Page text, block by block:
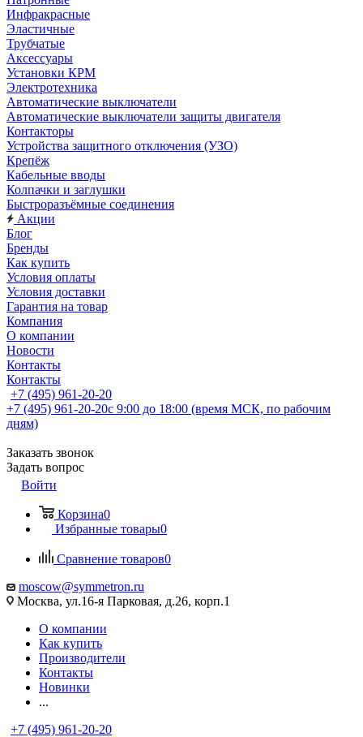
Инфракрасные
Эластичные
Трубчатые
Аксессуары
Установки КРМ
Электротехника
Автоматические выключатели
Автоматические выключатели защиты двигателя
Контакторы
Устройства защитного отключения (УЗО)
Крепёж
Кабельные вводы
Колпачки и заглушки
Быстроразъёмные соединения
Акции
Блог
Бренды
Как купить
Условия оплаты
Условия доставки
Гарантия на товар
Компания
О компании
Новости
Контакты
Контакты
+7 (495) 961-20-20
+7 (495) 961-20-20с 9:00 до 18:00 (время МСК, по рабочим
дням)
Заказать звонок
Задать вопрос
Войти
Корзина0
Избранные товары0
Сравнение товаров0
moscow@symmetron.ru
Москва, ул.16-я Парковая, д.26, корп.1
О компании
Как купить
Производители
Контакты
Новинки
...
+7 (495) 961-20-20